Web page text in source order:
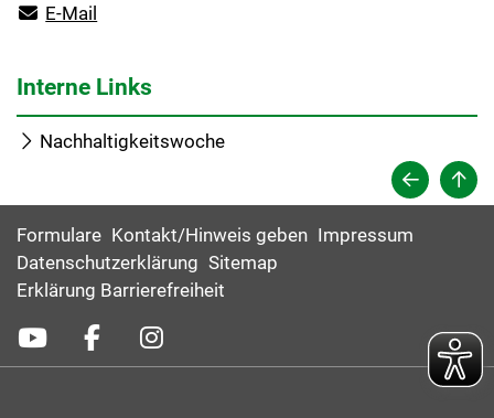
E-Mail
Interne Links
Nachhaltigkeitswoche
Formulare Kontakt/Hinweis geben Impressum
Datenschutzerklärung Sitemap
Erklärung Barrierefreiheit